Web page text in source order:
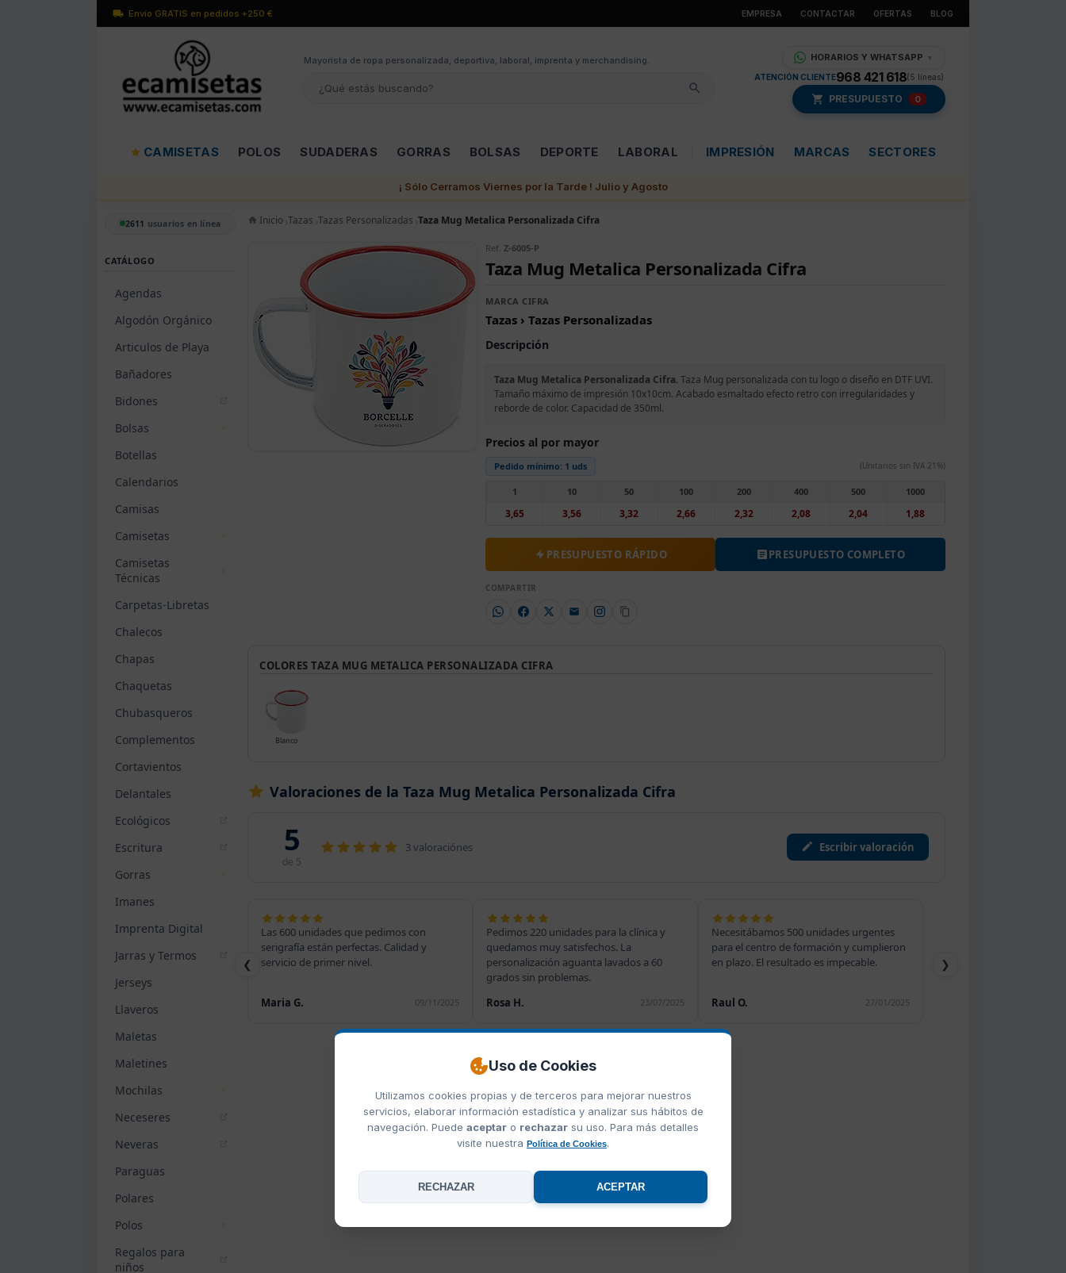
Envío GRATIS en pedidos +250 € EMPRESA CONTACTAR OFERTAS BLOG
Mayorísta de ropa personalizada, deportiva, laboral, imprenta y merchandising. HORARIOS Y WHATSAPP ▼
ATENCIÓN CLIENTE968 421 618(5 líneas)
PRESUPUESTO 0
CAMISETAS POLOS SUDADERAS GORRAS BOLSAS DEPORTE LABORAL IMPRESIÓN MARCAS SECTORES
¡ Sólo Cerramos Viernes por la Tarde ! Julio y Agosto
Uso de Cookies
Utilizamos cookies propias y de terceros para mejorar nuestros
servicios, elaborar información estadística y analizar sus hábitos de
navegación. Puede aceptar o rechazar su uso. Para más detalles
visite nuestra Política de Cookies.
RECHAZAR ACEPTAR
2611 usuarios en línea
CATÁLOGO
Agendas
Algodón Orgánico
Articulos de Playa
Bañadores
Bidones
Bolsas
Botellas
Calendarios
Camisas
Camisetas
Camisetas
Técnicas
Carpetas-Libretas
Chalecos
Chapas
Chaquetas
Chubasqueros
Complementos
Cortavientos
Delantales
Ecológicos
Escritura
Gorras
Imanes
Imprenta Digital
Jarras y Termos
Jerseys
Llaveros
Maletas
Maletines
Mochilas
Neceseres
Neveras
Paraguas
Polares
Polos
Regalos para
niños
Inicio Tazas Tazas Personalizadas Taza Mug Metalica Personalizada Cifra
Ref. Z-6005-P
Taza Mug Metalica Personalizada Cifra
MARCA CIFRA
Tazas › Tazas Personalizadas
Descripción
Taza Mug Metalica Personalizada Cifra.Taza Mug personalizada con tu logo o diseño en DTF UVI.
Tamaño máximo de impresión 10x10cm. Acabado esmaltado efecto retro con irregularidades y
reborde de color. Capacidad de 350ml.
Precios al por mayor
Pedido mínimo: 1 uds (Unitarios sin IVA 21%)
1
3,65
10
3,56
50
3,32
100
2,66
200
2,32
400
2,08
500
2,04
1000
1,88
PRESUPUESTO RÁPIDO PRESUPUESTO COMPLETO
COMPARTIR
COLORES TAZA MUG METALICA PERSONALIZADA CIFRA
Blanco
Valoraciones de la Taza Mug Metalica Personalizada Cifra
5
de 5
3 valoraciónes Escribir valoración
❮
Las 600 unidades que pedimos con
serigrafía están perfectas. Calidad y
servicio de primer nivel.
Maria G. 09/11/2025
Pedimos 220 unidades para la clínica y
quedamos muy satisfechos. La
personalización aguanta lavados a 60
grados sin problemas.
Rosa H.
23/07/2025
Necesitábamos 500 unidades urgentes
para el centro de formación y cumplieron
en plazo. El resultado es impecable.
Raul O. 27/01/2025
❯